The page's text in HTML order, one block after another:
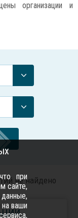
организации и
не найдено
при
сайте,
ваши